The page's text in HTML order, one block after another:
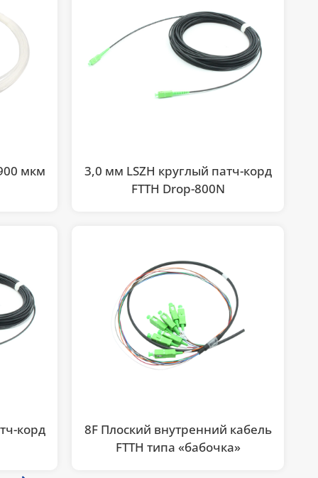
мкм
3,0 мм LSZH круглый патч-корд
FTTH Drop-800N
корд
8F Плоский внутренний кабель
FTTH типа «бабочка»